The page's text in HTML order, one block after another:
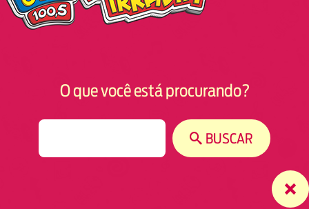
O que você está procurando?
BUSCAR